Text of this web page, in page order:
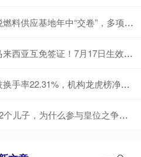
基地年中“交卷”，多项业务创新突破
证！7月17日生效，搜索量瞬间增长140%
，机构龙虎榜净买入1344.89万元
么参与皇位之争的只有3人？其他19人呢？